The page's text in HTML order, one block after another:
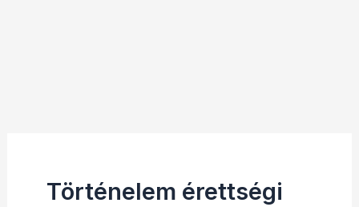
Történelem érettségi